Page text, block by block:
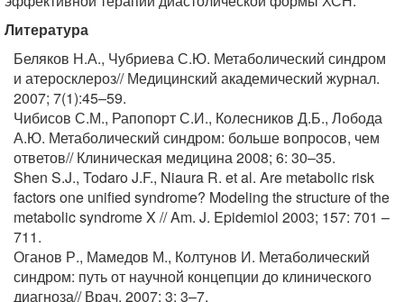
Литература
Беляков Н.А., Чубриева С.Ю. Метаболический синдром
и атеросклероз// Медицинский академический журнал.
2007; 7(1):45–59.
Чибисов С.М., Рапопорт С.И., Колесников Д.Б., Лобода
А.Ю. Метаболический синдром: больше вопросов, чем
ответов// Клиническая медицина 2008; 6: 30–35.
Shen S.J., Todaro J.F., Niaura R. et al. Are metabolic risk
factors one unified syndrome? Modeling the structure of the
metabolic syndrome X // Am. J. Epidemiol 2003; 157: 701 –
711.
Оганов Р., Мамедов М., Колтунов И. Метаболический
синдром: путь от научной концепции до клинического
диагноза// Врач. 2007; 3: 3–7.